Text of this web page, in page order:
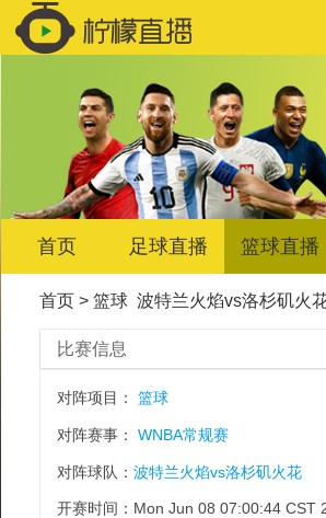
首页 足球直播 篮球直播
首页> 篮球 波特兰火焰vs洛杉矶火
比赛信息
对阵项目： 篮球
对阵赛事： WNBA常规赛
对阵球队： 波特兰火焰vs洛杉矶火花
开赛时间：Mon Jun 08 07:00:44 CST